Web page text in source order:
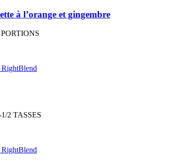
à l’orange et gingembre
2 TASSES